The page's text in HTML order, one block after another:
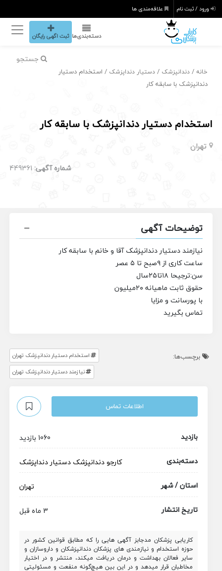
ورود / ثبت نام علاقه‌مندی ها
دسته‌بندی‌ها ثبت اگهی رایگان
جستجو
خانه /دندانپزشک /دستیار دنداپزشک / استخدام دستیار
دندانپزشک با سابقه کار
استخدام دستیار دندانپزشک با سابقه کار
تهران
شماره آگهی: 449361
توضیحات آگهی
نیازمند دستیار دندانپزشک آقا و خانم با سابقه کار
ساعت کاری از ۹صبح تا ۵ عصر
سن:ترجیحا ۱۸تا۲۵سال
حقوق ثابت ماهیانه ۲۰میلیون
با پورسانت و مزایا
تماس بگیرید
برچسب‌ها:
استخدام دستیار دندانپزشک تهران
نیازمند دستیار دندانپزشک تهران
اطلاعات تماس
بازدید
1060 بازدید
دسته‌بندی
کارجودندانپزشک دستیار دنداپزشک
استان / شهر
تهران
تاریخ انتشار
3 ماه قبل
کاریابی پزشکان مدجابز آگهی هایی را که مطابق قوانین کشور در
حوزه استخدام و نیازمندی های پزشکان دندانپزشکان و داروسازان و
سایر فعالان بهداشت و درمان دریافت میکند، منتشر و در اختیار
مخاطبان قرار میدهد و در این بین هیچ‌گونه منفعت و مسئولیتی